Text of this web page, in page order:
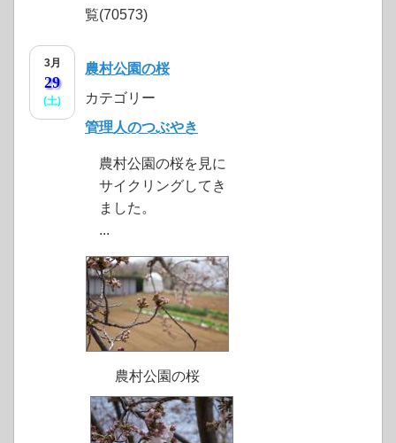
覧(70573)
3月
29
(土)
農村公園の桜
カテゴリー
管理人のつぶやき
農村公園の桜を見に
サイクリングしてき
ました。
...
農村公園の桜